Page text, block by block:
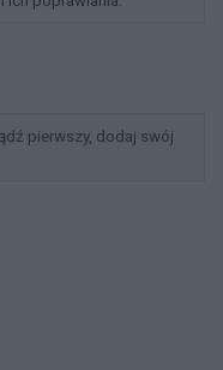
pierwszy, dodaj swój